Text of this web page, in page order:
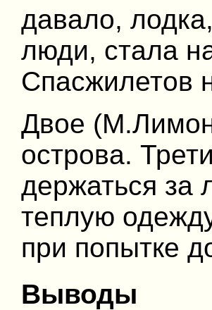
давало,
люди, стала
Спасжилетов
Двое
острова.
держаться за
теплую
при попытке
Выводы